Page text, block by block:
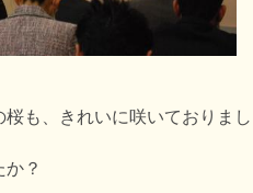
も、きれいに咲いておりま
？